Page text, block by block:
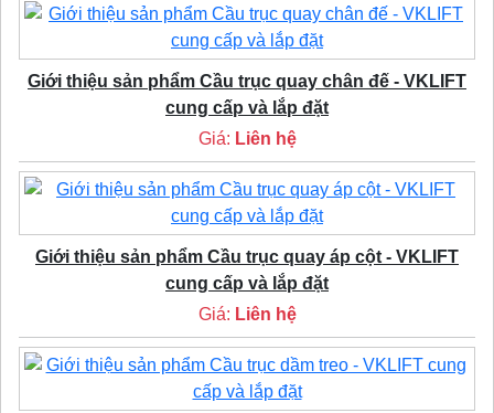
Giới thiệu sản phẩm Cầu trục quay chân đế - VKLIFT
cung cấp và lắp đặt
Giá: Liên hệ
Giới thiệu sản phẩm Cầu trục quay áp cột - VKLIFT
cung cấp và lắp đặt
Giá: Liên hệ